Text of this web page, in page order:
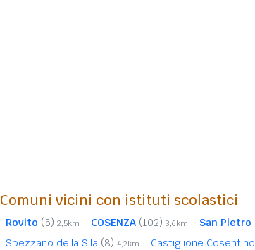
Comuni vicini con istituti scolastici
Rovito (5) 2,5km COSENZA (102) 3,6km San Pietro
Spezzano della Sila (8) 4,2km Castiglione Cosentino